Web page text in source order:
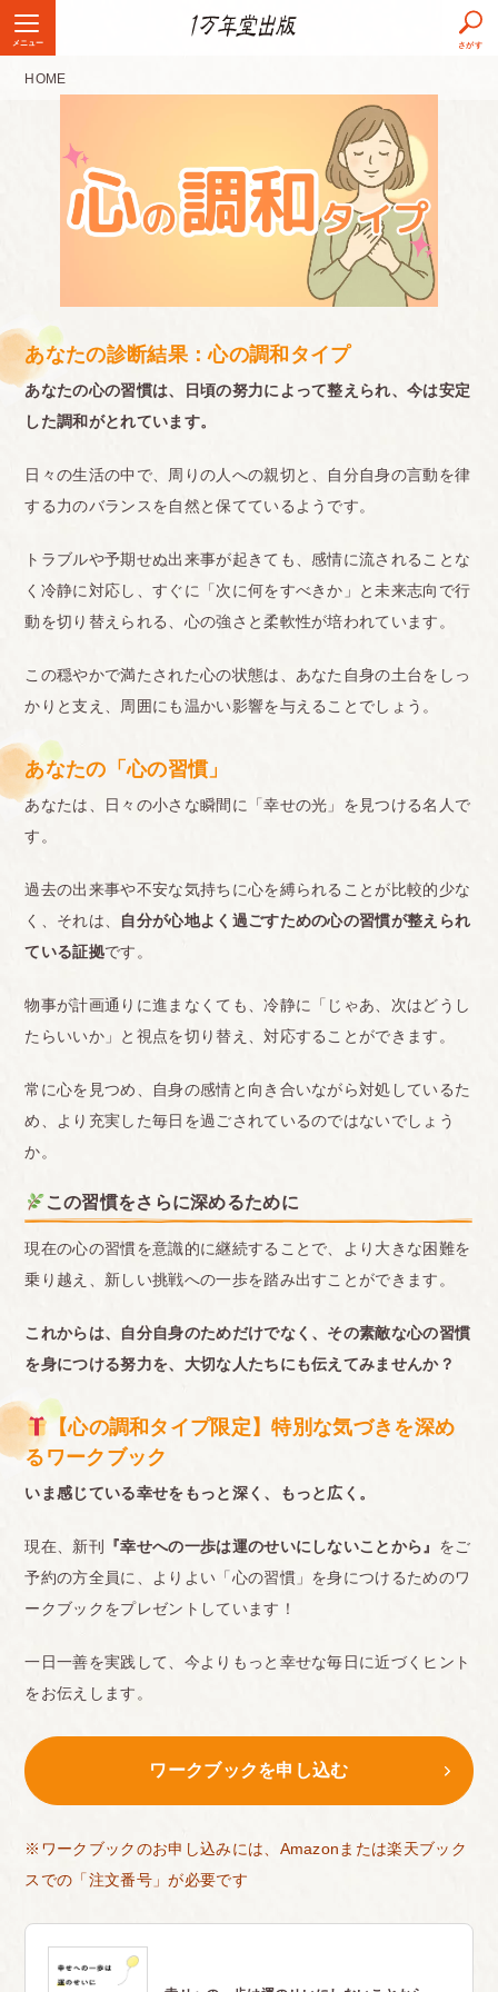
メニュー さがす
HOME
あなたの診断結果：心の調和タイプ
あなたの心の習慣は、日頃の努力によって整えられ、今は安定
した調和がとれています。
日々の生活の中で、周りの人への親切と、自分自身の言動を律
する力のバランスを自然と保てているようです。
トラブルや予期せぬ出来事が起きても、感情に流されることな
く冷静に対応し、すぐに「次に何をすべきか」と未来志向で行
動を切り替えられる、心の強さと柔軟性が培われています。
この穏やかで満たされた心の状態は、あなた自身の土台をしっ
かりと支え、周囲にも温かい影響を与えることでしょう。
あなたの「心の習慣」
あなたは、日々の小さな瞬間に「幸せの光」を見つける名人で
す。
過去の出来事や不安な気持ちに心を縛られることが比較的少な
く、それは、
自分が心地よく過ごすための心の習慣が整えられ
ている証拠です。
物事が計画通りに進まなくても、冷静に「じゃあ、次はどうし
たらいいか」と視点を切り替え、対応することができます。
常に心を見つめ、自身の感情と向き合いながら対処しているた
め、より充実した毎日を過ごされているのではないでしょう
か。
この習慣をさらに深めるために
現在の心の習慣を意識的に継続することで、より大きな困難を
乗り越え、新しい挑戦への一歩を踏み出すことができます。
これからは、自分自身のためだけでなく、その素敵な心の習慣
を身につける努力を、大切な人たちにも伝えてみませんか？
【心の調和タイプ限定】特別な気づきを深め
るワークブック
いま感じている幸せをもっと深く、もっと広く。
現在、新刊 『幸せへの一歩は運のせいにしないことから』 をご
予約の方全員に、よりよい「心の習慣」を身につけるためのワ
ークブックをプレゼントしています！
一日一善を実践して、今よりもっと幸せな毎日に近づくヒント
をお伝えします。
ワークブックを申し込む
※ワークブックのお申し込みには、Amazonまたは楽天ブック
スでの「注文番号」が必要です